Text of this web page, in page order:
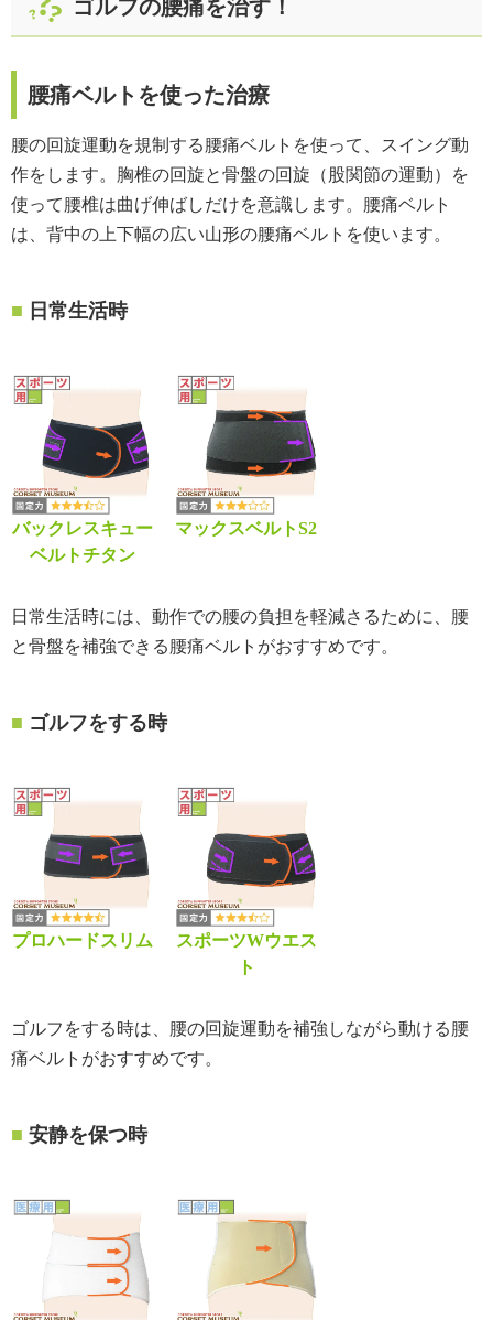
ゴルフの腰痛を治す！
腰痛ベルトを使った治療
腰の回旋運動を規制する腰痛ベルトを使って、スイング動
作をします。胸椎の回旋と骨盤の回旋（股関節の運動）を
使って腰椎は曲げ伸ばしだけを意識します。腰痛ベルト
は、背中の上下幅の広い山形の腰痛ベルトを使います。
日常生活時
バックレスキュー
ベルトチタン
マックスベルトS2
日常生活時には、動作での腰の負担を軽減さるために、腰
と骨盤を補強できる腰痛ベルトがおすすめです。
ゴルフをする時
プロハードスリム
スポーツWウエス
ト
ゴルフをする時は、腰の回旋運動を補強しながら動ける腰
痛ベルトがおすすめです。
安静を保つ時